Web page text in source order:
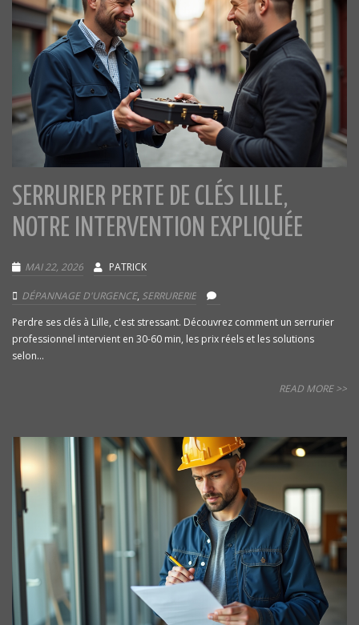
SERRURIER PERTE DE CLÉS LILLE,
NOTRE INTERVENTION EXPLIQUÉE
MAI 22, 2026 PATRICK
DÉPANNAGE D'URGENCE, SERRURERIE
Perdre ses clés à Lille, c'est stressant. Découvrez comment un serrurier
professionnel intervient en 30-60 min, les prix réels et les solutions
selon...
READ MORE >>